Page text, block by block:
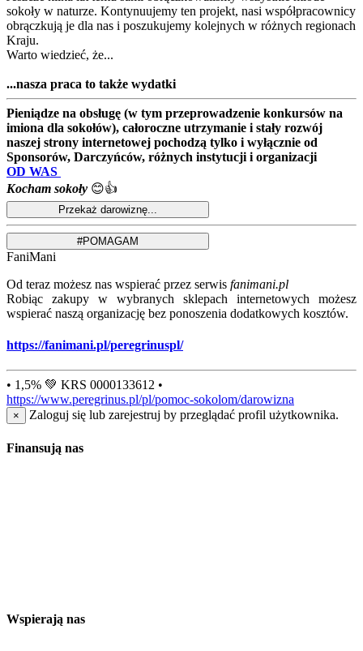
sokoły w naturze. Kontynuujemy ten projekt, nasi współpracownicy
obrączkują je dla nas i poszukujemy kolejnych w różnych regionach
Kraju.
Warto wiedzieć, że...
...nasza praca to także wydatki
Pieniądze na obsługę (w tym przeprowadzenie konkursów na
imiona dla sokołów), całoroczne utrzymanie i stały rozwój
naszej strony internetowej pochodzą tylko i wyłącznie od
Sponsorów, Darczyńców, różnych instytucji i organizacji
OD WAS
Kocham sokoły 😊👍
FaniMani
Od teraz możesz nas wspierać przez serwis fanimani.pl
Robiąc zakupy w wybranych sklepach internetowych możesz
wspierać naszą organizację bez ponoszenia dodatkowych kosztów.
https://fanimani.pl/peregrinuspl/
• 1,5% 💚 KRS 0000133612 •
https://www.peregrinus.pl/pl/pomoc-sokolom/darowizna
× Zaloguj się lub zarejestruj by przeglądać profil użytkownika.
Finansują nas
Wspierają nas